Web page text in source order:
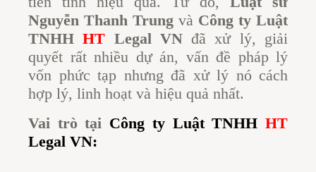
Nguyễn Thanh Trung và Công ty Luật
TNHHHT Legal VNđã xử lý, giải
quyết rất nhiều dự án, vấn đề pháp lý
vốn phức tạp nhưng đã xử lý nó cách
hợp lý, linh hoạt và hiệu quả nhất.
Vai trò tại Công ty Luật TNHH HT
Legal VN: